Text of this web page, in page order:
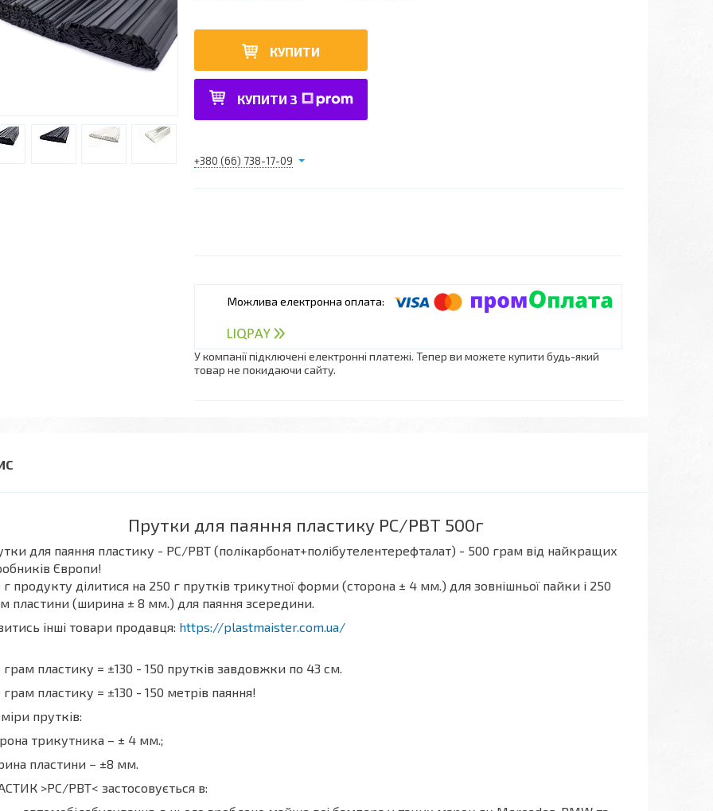
КУПИТИ
КУПИТИ З
+380 (66) 738-17-09
У компанії підключені електронні платежі. Тепер ви можете купити будь-який
товар не покидаючи сайту.
Прутки для паяння пластику РС/РВТ 500г
для паяння пластику - РС/РВТ (полікарбонат+полібутелентерефталат) - 500 грам від найкращих
Європи!
г продукту ділитися на 250 г прутків трикутної форми (сторона ± 4 мм.) для зовнішньої пайки і 250
пластини (ширина ± 8 мм.) для паяння зсередини.
інші товари продавця: https://plastmaister.com.ua/
грам пластику = ±130 - 150 прутків завдовжки по 43 см.
грам пластику = ±130 - 150 метрів паяння!
прутків:
трикутника – ± 4 мм.;
пластини – ±8 мм.
>РС/РВТ< застосовується в: